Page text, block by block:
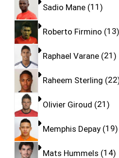
Sadio Mane 11
Roberto Firmino 13
Raphael Varane 21
Raheem Sterling 22
Olivier Giroud 21
Memphis Depay 19
Mats Hummels 14